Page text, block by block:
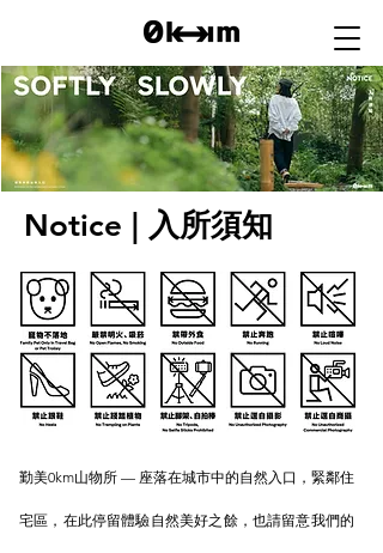
Notice | 入所須知
勤美0km山物所 — 座落在城市中的自然入口，緊鄰住
宅區，在此停留體驗自然美好之餘，也請留意我們的